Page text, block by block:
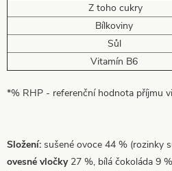
Z toho cukry
Bílkoviny
Sůl
Vitamín B6
*% RHP - referenční hodnota příjmu
Složení: sušené ovoce 44 % (rozinky
ovesné vločky27 %, bílá čokoláda 9